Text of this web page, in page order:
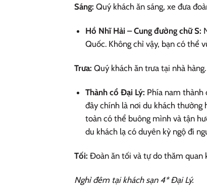
Sáng: Quý khách ăn sáng, xe đưa
Hồ Nhĩ Hải – Cung đường chữ S:
Quốc. Không chỉ vậy, bạn có thể
Trưa: Quý khách ăn trưa tại nhà
Thành cổ Đại Lý: Phía nam thành
đây chính là nơi du khách thường
toàn có thể buông mình và tận
du khách lạ có duyên kỳ ngộ đi
Tối: Đoàn ăn tối và tự do thăm quan
Nghỉ đêm tại khách sạn 4* Đại Lý.